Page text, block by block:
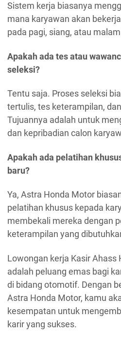
Sistem kerja biasanya
mana karyawan akan
pada pagi, siang, atau
Apakah ada tes atau
seleksi?
Tentu saja. Proses seleksi
tertulis, tes keterampilan,
Tujuannya adalah untuk
dan kepribadian calon
Apakah ada pelatihan
baru?
Ya, Astra Honda Motor
pelatihan khusus kepada
membekali mereka dengan
keterampilan yang
Lowongan kerja Kasir Ahass
adalah peluang emas bagi
di bidang otomotif. Dengan
Astra Honda Motor, kamu
kesempatan untuk
karir yang sukses.